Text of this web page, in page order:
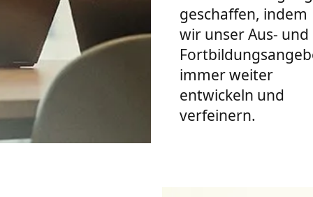
geschaffen, indem
wir unser Aus- und
immer weiter
entwickeln und
verfeinern.